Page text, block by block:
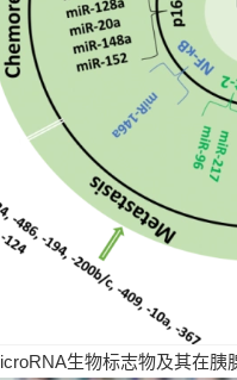
生物标志物及其在胰